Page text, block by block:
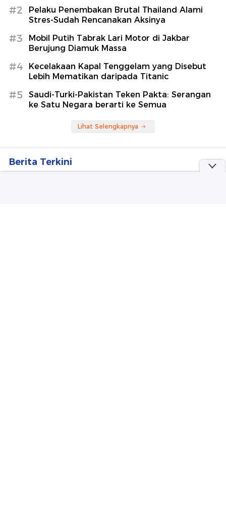
#2
Pelaku Penembakan Brutal Thailand Alami
Stres-Sudah Rencanakan Aksinya
#3
Mobil Putih Tabrak Lari Motor di Jakbar
Berujung Diamuk Massa
#4
Kecelakaan Kapal Tenggelam yang Disebut
Lebih Mematikan daripada Titanic
#5
Saudi-Turki-Pakistan Teken Pakta: Serangan
ke Satu Negara berarti ke Semua
Lihat Selengkapnya
Berita Terkini